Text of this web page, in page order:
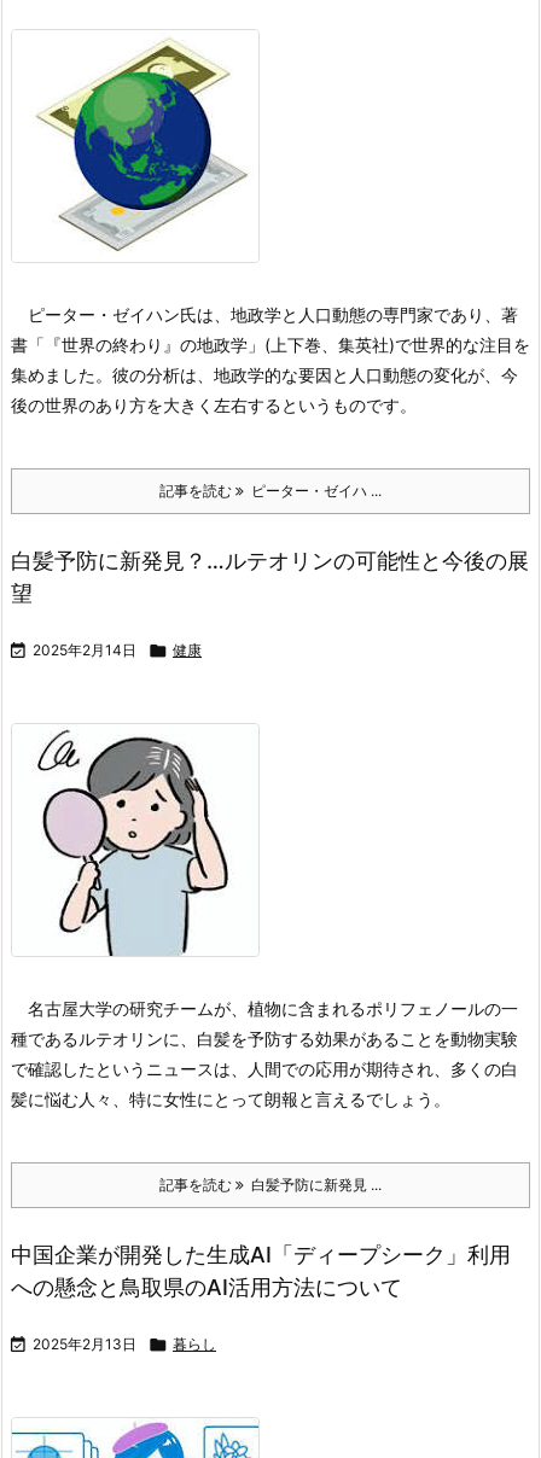
ピーター・ゼイハン氏は、地政学と人口動態の専門家であり、著
書「『世界の終わり』の地政学」(上下巻、集英社)で世界的な注目を
集めました。彼の分析は、地政学的な要因と人口動態の変化が、今
後の世界のあり方を大きく左右するというものです。
記事を読む ピーター・ゼイハ ...
白髪予防に新発見？…ルテオリンの可能性と今後の展
望
 2025年2月14日  健康
名古屋大学の研究チームが、植物に含まれるポリフェノールの一
種であるルテオリンに、白髪を予防する効果があることを動物実験
で確認したというニュースは、人間での応用が期待され、多くの白
髪に悩む人々、特に女性にとって朗報と言えるでしょう。
記事を読む 白髪予防に新発見 ...
中国企業が開発した生成AI「ディープシーク」利用
への懸念と鳥取県のAI活用方法について
 2025年2月13日  暮らし